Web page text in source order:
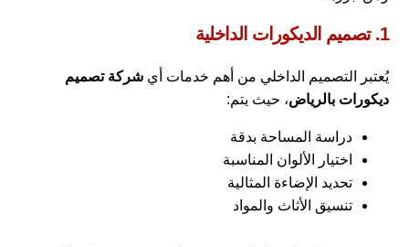
1. تصميم الديكورات الداخلية
يُعتبر التصميم الداخلي من أهم خدمات أيشركة تصميم
ديكورات بالرياض، حيث يتم:
دراسة المساحة بدقة
اختيار الألوان المناسبة
تحديد الإضاءة المثالية
تنسيق الأثاث والمواد